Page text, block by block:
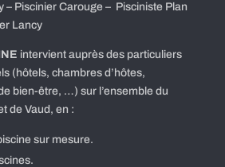
– Piscinier Carouge – Pisciniste Plan
Lancy
intervient auprès des particuliers
(hôtels, chambres d’hôtes,
bien-être, …) sur l’ensemble du
de Vaud, en :
sur mesure.